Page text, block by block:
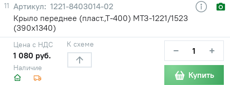
11
1221-8403014-02
Крыло переднее (пласт.,Т-400) МТЗ-1221/1523
(390х1340)
Наличие
Цена с НДС
1 080 руб.
К схеме − +
Купить